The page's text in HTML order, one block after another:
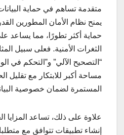
متقدمة تساهم في حماية
يمنح نظام الأمان المطورين
حماية أكثر تطورًا، مما يساعد
الثغرات الأمنية. فعلى سبيل
“التصحيح الآلي” و”التحكم في
مساحة أكبر للابتكار مع تقليل
المستمرة لضمان خصوصية
علاوة على ذلك، تساعد المزايا
إنشاء تطبيقات تتوافق مع